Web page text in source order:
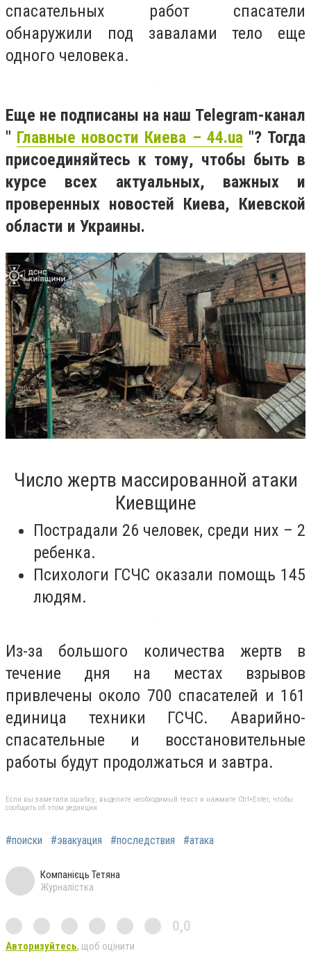
спасательных работ спасатели
обнаружили под завалами тело еще
одного человека.
Еще не подписаны на наш Telegram-канал
" Главные новости Киева – 44.ua"? Тогда
присоединяйтесь к тому, чтобы быть в
курсе всех актуальных, важных и
проверенных новостей Киева, Киевской
области и Украины.
Число жертв массированной атаки
Киевщине
Пострадали 26 человек, среди них – 2
ребенка.
Психологи ГСЧС оказали помощь 145
людям.
Из-за большого количества жертв в
течение дня на местах взрывов
привлечены около 700 спасателей и 161
единица техники ГСЧС. Аварийно-
спасательные и восстановительные
работы будут продолжаться и завтра.
Если вы заметили ошибку, выделите необходимый текст и нажмите Ctrl+Enter, чтобы
сообщить об этом редакции
#поиски #эвакуация #последствия #атака
Компанієць Тетяна
Журналістка
0,0
Авторизуйтесь, щоб оцінити